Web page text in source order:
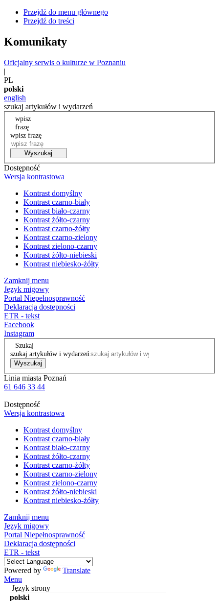
Przejdź do menu głównego
Przejdź do treści
Komunikaty
Oficjalny serwis o kulturze w Poznaniu
|
PL
polski
english
szukaj artykułów i wydarzeń
wpisz
frazę
wpisz frazę
Wyszukaj
Dostępność
Wersja kontrastowa
Kontrast domyślny
Kontrast czarno-biały
Kontrast biało-czarny
Kontrast żółto-czarny
Kontrast czarno-żółty
Kontrast czarno-zielony
Kontrast zielono-czarny
Kontrast żółto-niebieski
Kontrast niebiesko-żółty
Zamknij menu
Język migowy
Portal Niepełnosprawność
Deklaracja dostępności
ETR - tekst
Facebook
Instagram
Szukaj
szukaj artykułów i wydarzeń
Wyszukaj
Linia miasta Poznań
61 646 33 44
Dostępność
Wersja kontrastowa
Kontrast domyślny
Kontrast czarno-biały
Kontrast biało-czarny
Kontrast żółto-czarny
Kontrast czarno-żółty
Kontrast czarno-zielony
Kontrast zielono-czarny
Kontrast żółto-niebieski
Kontrast niebiesko-żółty
Zamknij menu
Język migowy
Portal Niepełnosprawność
Deklaracja dostępności
ETR - tekst
Powered by
Translate
Menu
Język strony
polski